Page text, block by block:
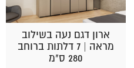
ארון דגם נעה בשילוב
מראה | 7 דלתות ברוחב
280 ס"מ